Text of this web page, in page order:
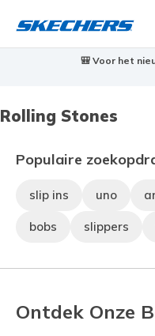
🎒 Voor het
Rolling Stones
Populaire
slip ins uno
bobs slippers
Ontdek Onze